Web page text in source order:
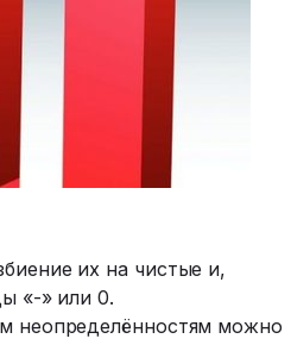
их на чистые и,
«-» или 0.
неопределённостям можно